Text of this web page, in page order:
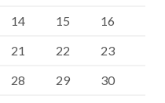
14 15
16
21 22
23
28 29
30